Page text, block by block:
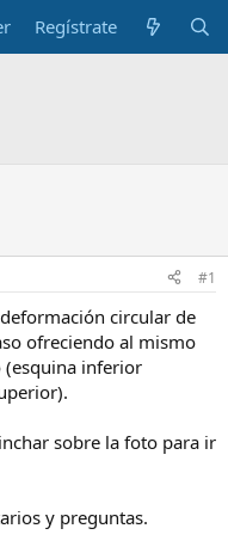
Regístrate
#1
circular de
ofreciendo al mismo
inferior
sobre la foto para ir
y preguntas.